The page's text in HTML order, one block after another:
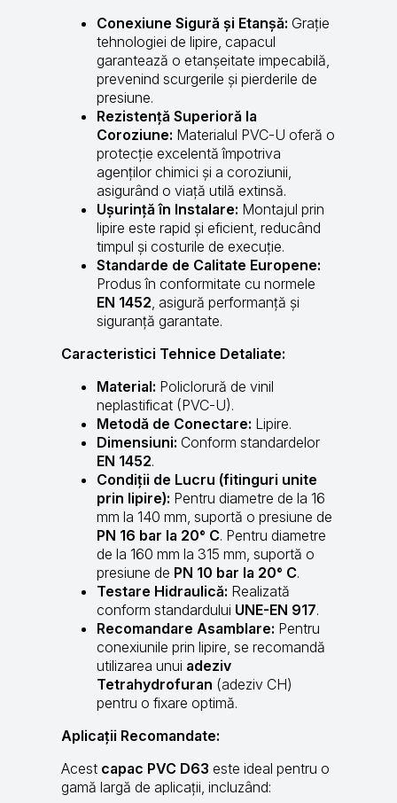
Conexiune Sigură și Etanșă: Grație
tehnologiei de lipire, capacul
garantează o etanșeitate impecabilă,
prevenind scurgerile și pierderile de
presiune.
Rezistență Superioră la
Coroziune: Materialul PVC-U oferă o
protecție excelentă împotriva
agenților chimici și a coroziunii,
asigurând o viață utilă extinsă.
Ușurință în Instalare: Montajul prin
lipire este rapid și eficient, reducând
timpul și costurile de execuție.
Standarde de Calitate Europene:
Produs în conformitate cu normele
EN 1452 , asigură performanță și
siguranță garantate.
Caracteristici Tehnice Detaliate:
Material: Policlorură de vinil
neplastificat (PVC-U).
Metodă de Conectare: Lipire.
Dimensiuni: Conform standardelor
EN 1452.
Condiții de Lucru (fitinguri unite
prin lipire): Pentru diametre de la 16
mm la 140 mm, suportă o presiune de
PN 16 bar la 20° C. Pentru diametre
de la 160 mm la 315 mm, suportă o
presiune de PN 10 bar la 20° C.
Testare Hidraulică: Realizată
conform standardului UNE-EN 917.
Recomandare Asamblare: Pentru
conexiunile prin lipire, se recomandă
utilizarea unui adeziv
Tetrahydrofuran (adeziv CH)
pentru o fixare optimă.
Aplicații Recomandate:
Acest capac PVC D63 este ideal pentru o
gamă largă de aplicații, incluzând: